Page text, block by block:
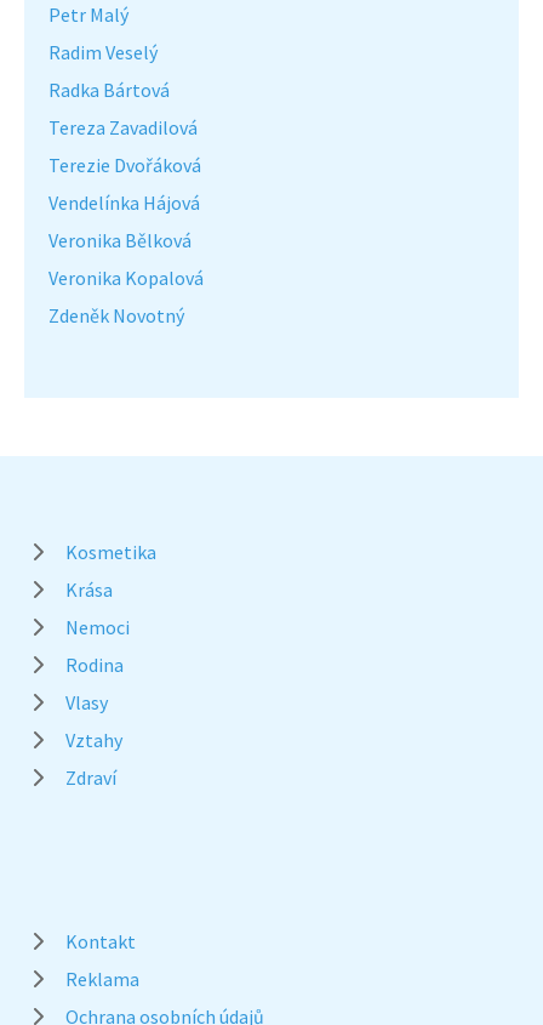
Petr Malý
Radim Veselý
Radka Bártová
Tereza Zavadilová
Terezie Dvořáková
Vendelínka Hájová
Veronika Bělková
Veronika Kopalová
Zdeněk Novotný
Kosmetika
Krása
Nemoci
Rodina
Vlasy
Vztahy
Zdraví
Kontakt
Reklama
Ochrana osobních údajů